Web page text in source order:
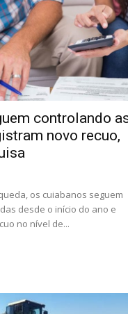
controlando
novo recuo,
os cuiabanos seguem
desde o início do ano e
no nível de...